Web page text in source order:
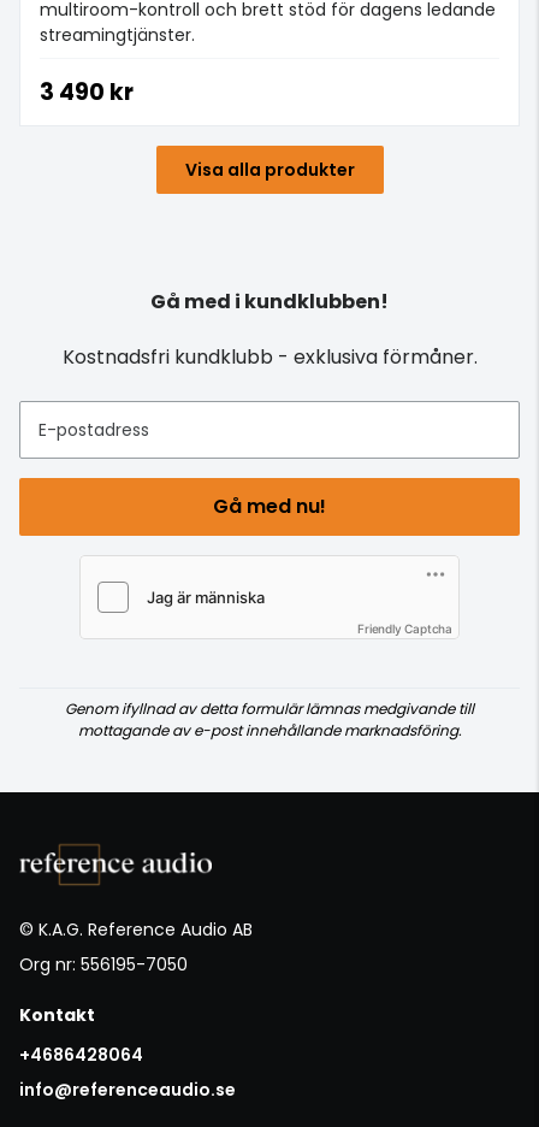
multiroom-kontroll och brett stöd för dagens ledande
streamingtjänster.
3 490 kr
Visa alla produkter
Gå med i kundklubben!
Kostnadsfri kundklubb - exklusiva förmåner.
E-postadress
Gå med nu!
Friendly Captcha
Genom ifyllnad av detta formulär lämnas medgivande till
mottagande av e-post innehållande marknadsföring.
© K.A.G. Reference Audio AB
Org nr: 556195-7050
Kontakt
+4686428064
info@referenceaudio.se